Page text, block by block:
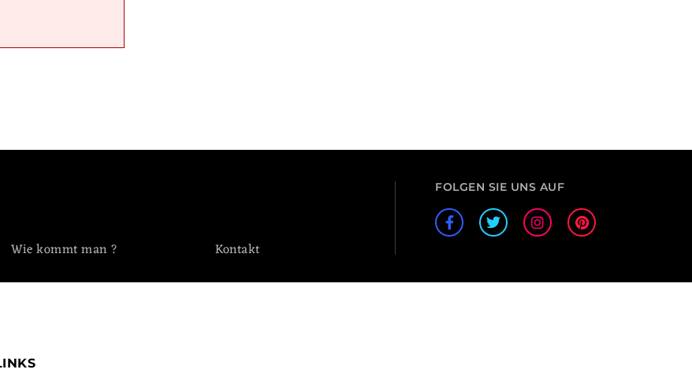
Wie kommt man ? Kontakt
FOLGEN SIE UNS AUF